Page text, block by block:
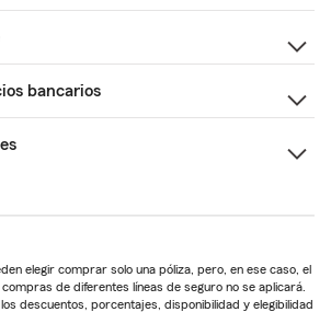
bancarios
elegir comprar solo una póliza, pero, en ese caso, el
de diferentes líneas de seguro no se aplicará.
descuentos, porcentajes, disponibilidad y elegibilidad